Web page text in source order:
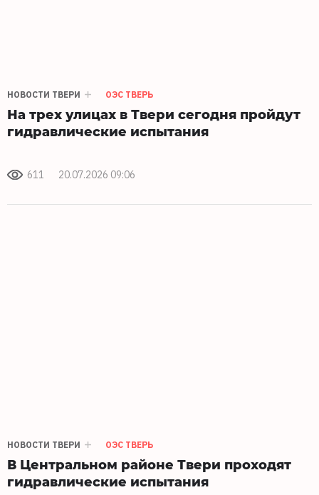
НОВОСТИ ТВЕРИ ОЭС ТВЕРЬ
На трех улицах в Твери сегодня пройдут
гидравлические испытания
611 20.07.2026 09:06
НОВОСТИ ТВЕРИ ОЭС ТВЕРЬ
В Центральном районе Твери проходят
гидравлические испытания